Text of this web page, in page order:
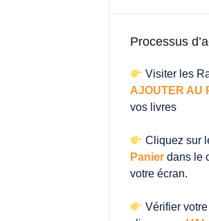
Processus
Visiter les
AJOUTER AU
vos livres
Cliquez sur
Panier dans le
votre écran.
Vérifier